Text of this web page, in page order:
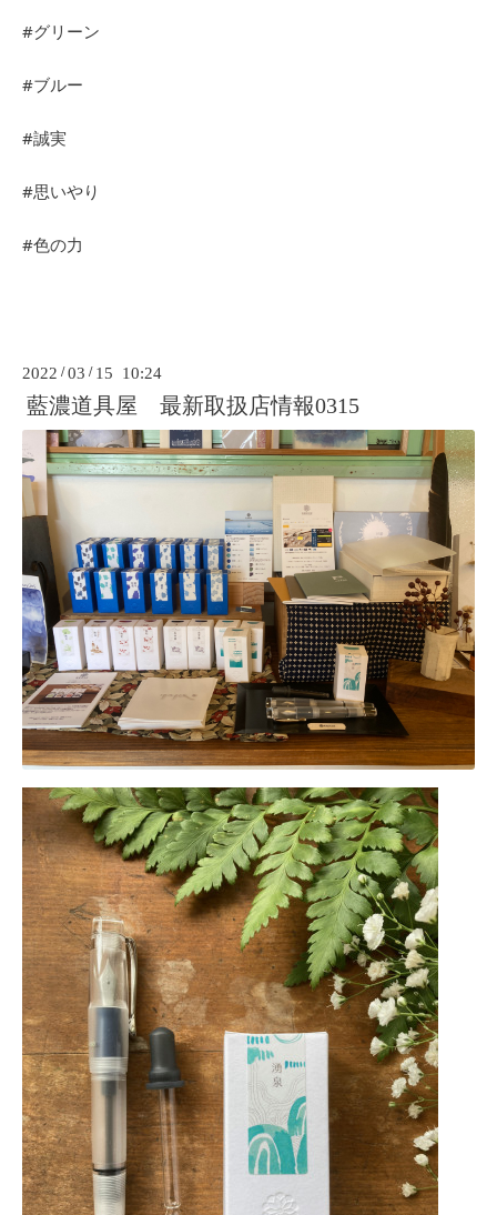
#グリーン
#ブルー
#誠実
#思いやり
#色の力
2022 /03 / 15 10:24
藍濃道具屋 最新取扱店情報0315